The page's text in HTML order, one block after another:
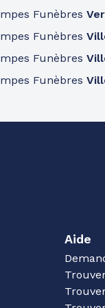
Funèbres
Funèbres
Funèbres
Funèbres
Aide